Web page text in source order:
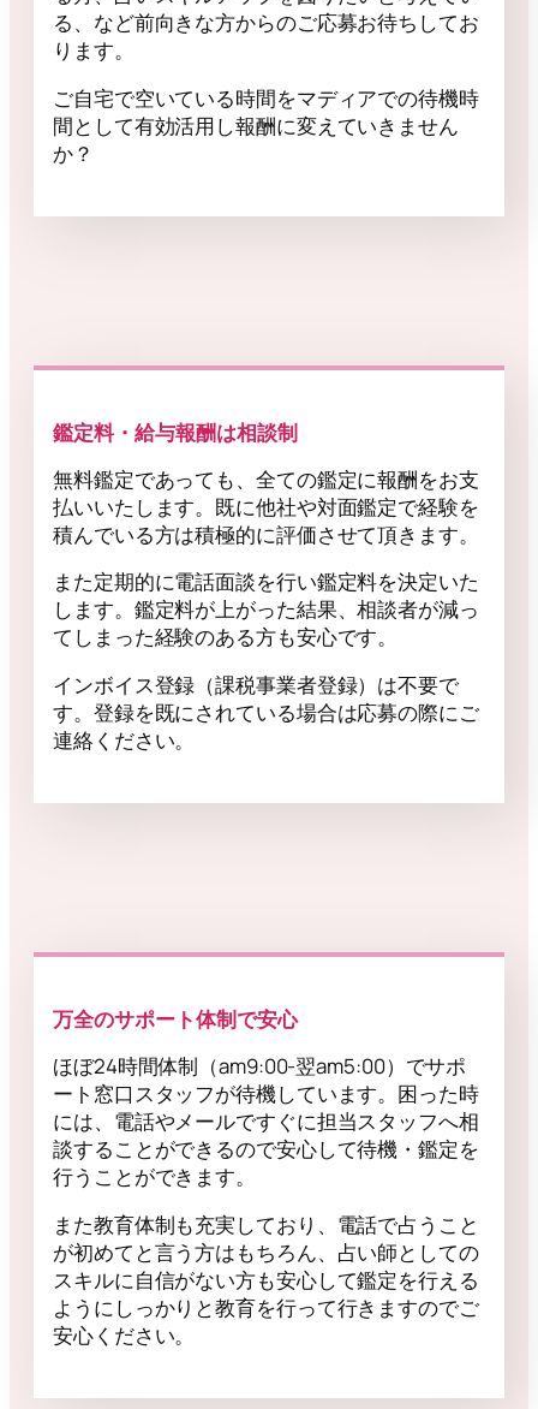
る、など前向きな方からのご応募お待ちしてお
ります。
ご自宅で空いている時間をマディアでの待機時
間として有効活用し報酬に変えていきません
か？
鑑定料・給与報酬は相談制
無料鑑定であっても、全ての鑑定に報酬をお支
払いいたします。既に他社や対面鑑定で経験を
積んでいる方は積極的に評価させて頂きます。
また定期的に電話面談を行い鑑定料を決定いた
します。鑑定料が上がった結果、相談者が減っ
てしまった経験のある方も安心です。
インボイス登録（課税事業者登録）は不要で
す。登録を既にされている場合は応募の際にご
連絡ください。
万全のサポート体制で安心
ほぼ24時間体制（am9:00-翌am5:00）でサポ
ート窓口スタッフが待機しています。困った時
には、電話やメールですぐに担当スタッフへ相
談することができるので安心して待機・鑑定を
行うことができます。
また教育体制も充実しており、電話で占うこと
が初めてと言う方はもちろん、占い師としての
スキルに自信がない方も安心して鑑定を行える
ようにしっかりと教育を行って行きますのでご
安心ください。